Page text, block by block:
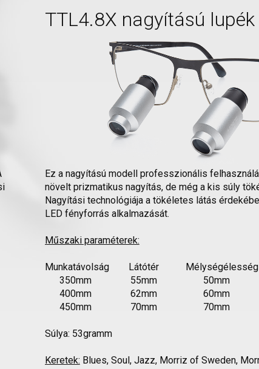
TTL4.8X nagyítású lupék
Ez a nagyítású modell professzionális
növelt prizmatikus nagyítás, de még a kis súly
Nagyítási technológiája a tökéletes látás
LED fényforrás alkalmazását.
Műszaki paraméterek:
Munkatávolság Látótér Mélységélesség
350mm 55mm 50mm
400mm 62mm 60mm
450mm 70mm 70mm
Súlya: 53gramm
Keretek: Blues, Soul, Jazz, Morriz of Sweden,